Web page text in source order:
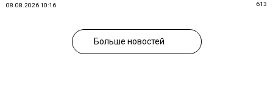
08.08.2026 10:16 613
Больше новостей